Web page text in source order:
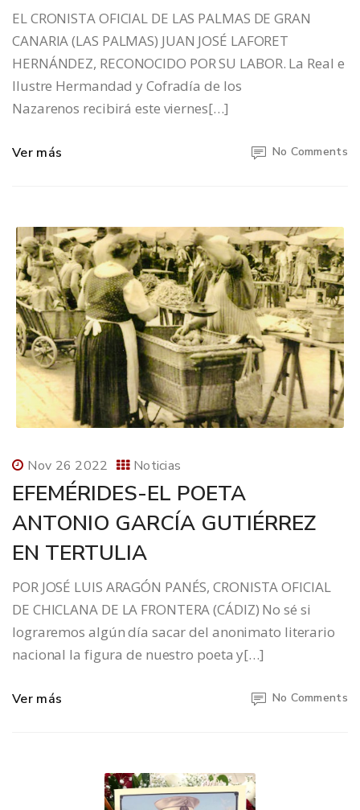
EL CRONISTA OFICIAL DE LAS PALMAS DE GRAN
CANARIA (LAS PALMAS) JUAN JOSÉ LAFORET
HERNÁNDEZ, RECONOCIDO POR SU LABOR. La Real e
Ilustre Hermandad y Cofradía de los
Nazarenos recibirá este viernes[…]
Ver más No Comments
Nov 26 2022 Noticias
EFEMÉRIDES-EL POETA
ANTONIO GARCÍA GUTIÉRREZ
EN TERTULIA
POR JOSÉ LUIS ARAGÓN PANÉS, CRONISTA OFICIAL
DE CHICLANA DE LA FRONTERA (CÁDIZ) No sé si
lograremos algún día sacar del anonimato literario
nacional la figura de nuestro poeta y[…]
Ver más No Comments